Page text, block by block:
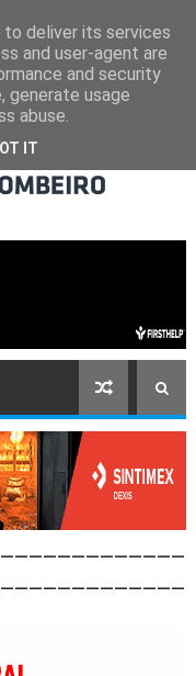
deliver its services
and user-agent are
and security
generate usage
abuse.
IT